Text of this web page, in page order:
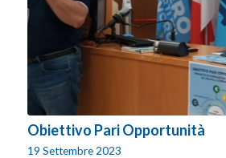
Obiettivo Pari Opportunità
19 Settembre 2023